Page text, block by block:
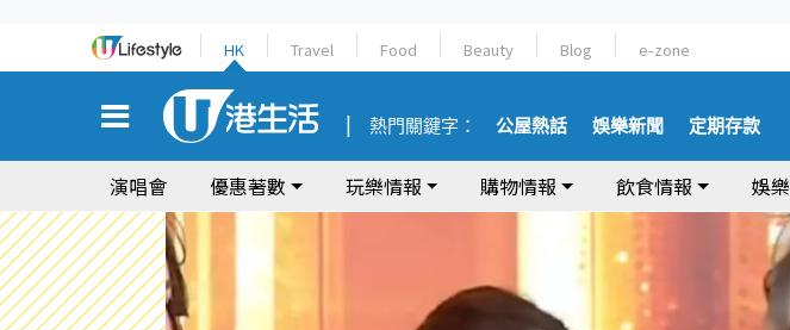
HK Travel Food Beauty Blog e-zone
熱門關鍵字： 公屋熱話 娛樂新聞 定期存款
演唱會 優惠著數 玩樂情報 購物情報 飲食情報 娛樂